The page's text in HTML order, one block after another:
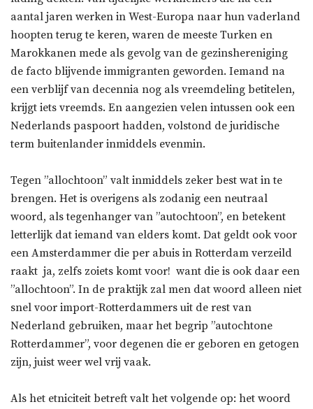
aantal jaren werken in West-Europa naar hun vaderland
hoopten terug te keren, waren de meeste Turken en
Marokkanen mede als gevolg van de gezinshereniging
de facto blijvende immigranten geworden. Iemand na
een verblijf van decennia nog als vreemdeling betitelen,
krijgt iets vreemds. En aangezien velen intussen ook een
Nederlands paspoort hadden, volstond de juridische
term buitenlander inmiddels evenmin.
Tegen ”allochtoon” valt inmiddels zeker best wat in te
brengen. Het is overigens als zodanig een neutraal
woord, als tegenhanger van ”autochtoon”, en betekent
letterlijk dat iemand van elders komt. Dat geldt ook voor
een Amsterdammer die per abuis in Rotterdam verzeild
raakt  ja, zelfs zoiets komt voor!  want die is ook daar een
”allochtoon”. In de praktijk zal men dat woord alleen niet
snel voor import-Rotterdammers uit de rest van
Nederland gebruiken, maar het begrip ”autochtone
Rotterdammer”, voor degenen die er geboren en getogen
zijn, juist weer wel vrij vaak.
Als het etniciteit betreft valt het volgende op: het woord